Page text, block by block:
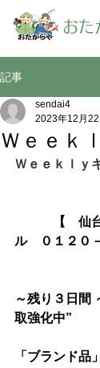
おた
記事
Ｗｅｅｋ
sendai4
2023年12月22
Ｗｅｅｋｌｙ
【　仙
ル　０１２０
～残り３日間
取強化中”
「ブランド品